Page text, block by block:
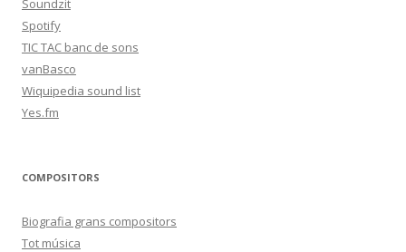
Soundzit
Spotify
TIC TAC banc de sons
vanBasco
Wiquipedia sound list
Yes.fm
COMPOSITORS
Biografia grans compositors
Tot música